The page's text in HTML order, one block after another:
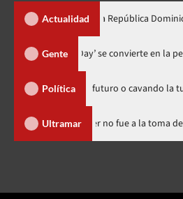
Actualidad
dedica a República Dominicana: “El
Gente
‘Spider-Man: Brand New Day’ se
Política
futuro o cavando la tumba de
Ultramar Luis Abinader no